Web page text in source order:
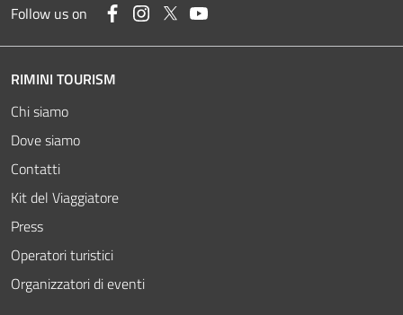
Follow us on
FacebookInstagram
Twitter
RIMINI TOURISM
Chi siamo
Dove siamo
Contatti
Kit del Viaggiatore
Press
Operatori turistici
Organizzatori di eventi